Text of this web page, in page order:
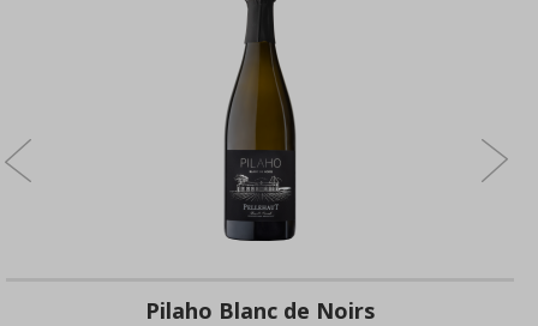
Pilaho Blanc de Noirs